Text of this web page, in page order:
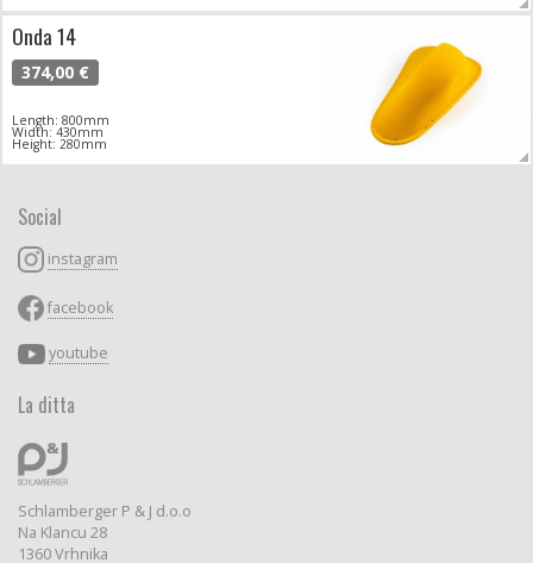
Onda 14
374,00 €
Length: 800mm
Width: 430mm
Height: 280mm
Social
instagram
facebook
youtube
La ditta
Schlamberger P & J d.o.o
Na Klancu 28
1360 Vrhnika